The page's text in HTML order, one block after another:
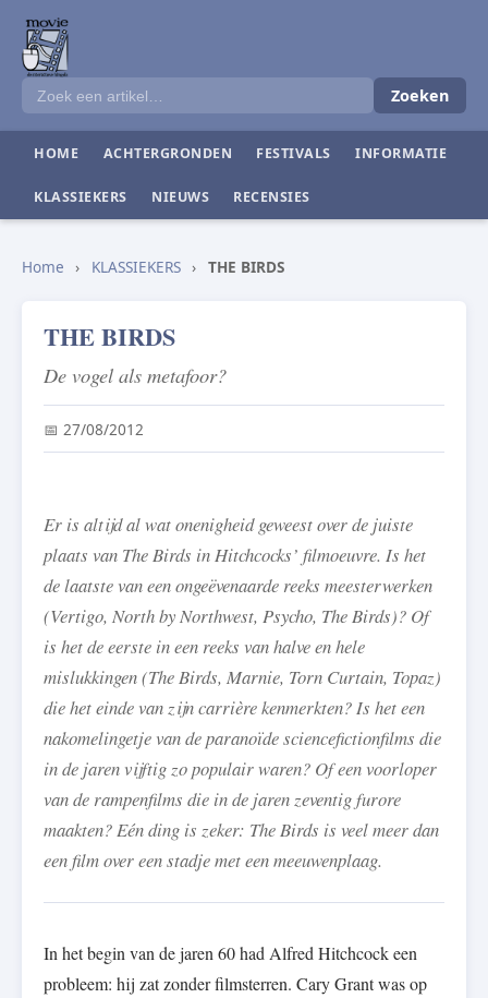
Zoeken
HOME ACHTERGRONDEN FESTIVALS INFORMATIE
KLASSIEKERS NIEUWS RECENSIES
Home › KLASSIEKERS › THE BIRDS
THE BIRDS
De vogel als metafoor?
📅 27/08/2012
Er is altijd al wat onenigheid geweest over de juiste
plaats van The Birds in Hitchcocks’ filmoeuvre. Is het
de laatste van een ongeëvenaarde reeks meesterwerken
(Vertigo, North by Northwest, Psycho, The Birds)? Of
is het de eerste in een reeks van halve en hele
mislukkingen (The Birds, Marnie, Torn Curtain, Topaz)
die het einde van zijn carrière kenmerkten? Is het een
nakomelingetje van de paranoïde sciencefictionfilms die
in de jaren vijftig zo populair waren? Of een voorloper
van de rampenfilms die in de jaren zeventig furore
maakten? Eén ding is zeker: The Birds is veel meer dan
een film over een stadje met een meeuwenplaag.
In het begin van de jaren 60 had Alfred Hitchcock een
probleem: hij zat zonder filmsterren. Cary Grant was op